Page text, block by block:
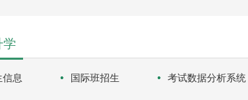
学
信息 国际班招生 考试数据分析系统